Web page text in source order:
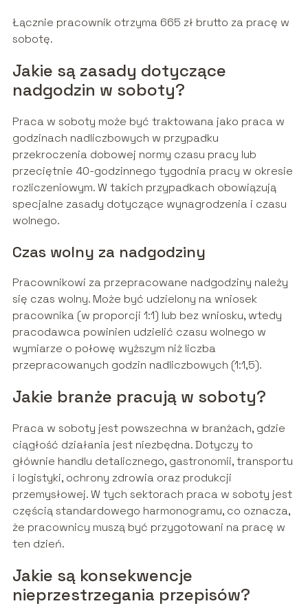
Łącznie pracownik otrzyma 665 zł brutto za pracę w
sobotę.
Jakie są zasady dotyczące
nadgodzin w soboty?
Praca w soboty może być traktowana jako praca w
godzinach nadliczbowych w przypadku
przekroczenia dobowej normy czasu pracy lub
przeciętnie 40-godzinnego tygodnia pracy w okresie
rozliczeniowym. W takich przypadkach obowiązują
specjalne zasady dotyczące wynagrodzenia i czasu
wolnego.
Czas wolny za nadgodziny
Pracownikowi za przepracowane nadgodziny należy
się czas wolny. Może być udzielony na wniosek
pracownika (w proporcji 1:1) lub bez wniosku, wtedy
pracodawca powinien udzielić czasu wolnego w
wymiarze o połowę wyższym niż liczba
przepracowanych godzin nadliczbowych (1:1,5).
Jakie branże pracują w soboty?
Praca w soboty jest powszechna w branżach, gdzie
ciągłość działania jest niezbędna. Dotyczy to
głównie handlu detalicznego, gastronomii, transportu
i logistyki, ochrony zdrowia oraz produkcji
przemysłowej. W tych sektorach praca w soboty jest
częścią standardowego harmonogramu, co oznacza,
że pracownicy muszą być przygotowani na pracę w
ten dzień.
Jakie są konsekwencje
nieprzestrzegania przepisów?